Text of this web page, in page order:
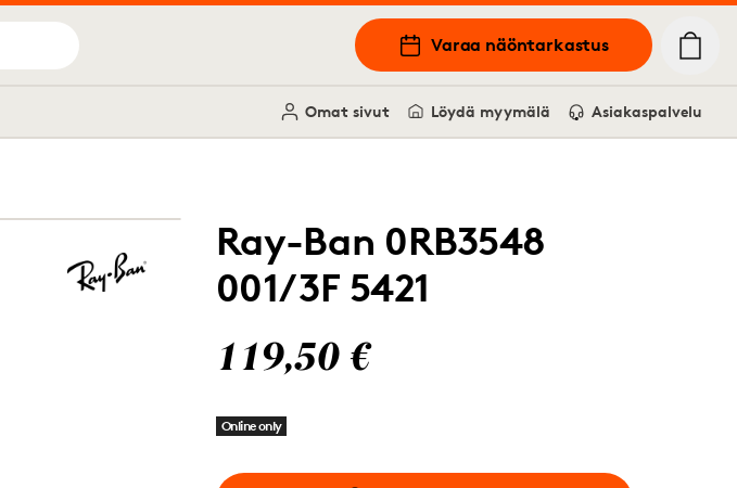
Varaa näöntarkastus
Omat sivut Löydä myymälä Asiakaspalvelu
Ray-Ban 0RB3548
001/3F 5421
119,50 €
Online only